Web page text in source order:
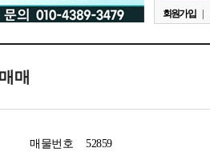
회원가입
매
매물번호 52859